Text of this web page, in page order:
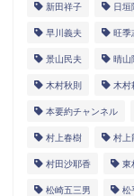
新田祥子 日垣
早川義夫 旺季
景山民夫 晴山
木村秋則 木村
本要約チャンネル
村上春樹 村上
村田沙耶香 東
松崎五三男 松